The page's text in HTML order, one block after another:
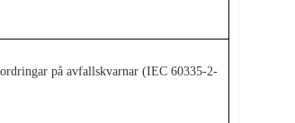
på avfallskvarnar (IEC 60335-2-